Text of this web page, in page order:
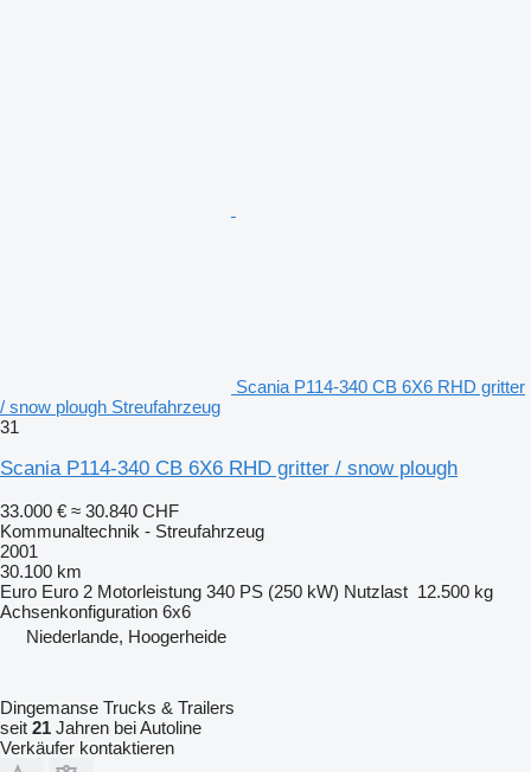
Scania P114-340 CB 6X6 RHD gritter
/ snow plough Streufahrzeug
31
Scania P114-340 CB 6X6 RHD gritter / snow plough
33.000 € ≈ 30.840 CHF
Kommunaltechnik - Streufahrzeug
2001
30.100 km
Euro Euro 2 Motorleistung 340 PS (250 kW) Nutzlast 12.500 kg
Achsenkonfiguration 6x6
Niederlande, Hoogerheide
Dingemanse Trucks & Trailers
seit 21 Jahren bei Autoline
Verkäufer kontaktieren